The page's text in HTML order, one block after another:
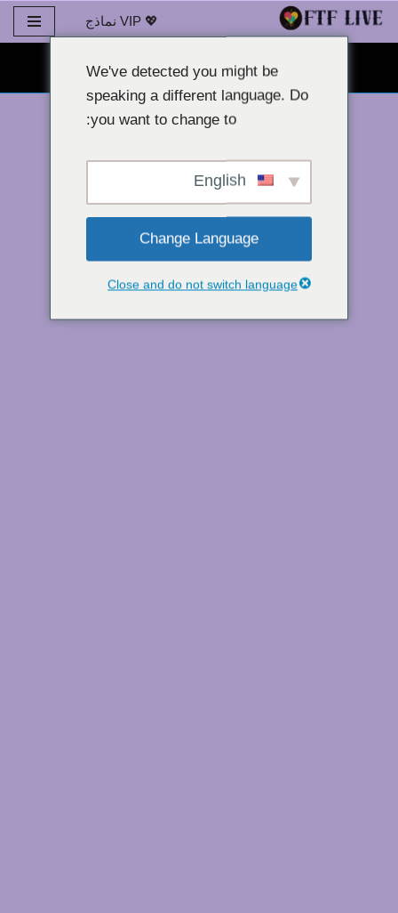
تخطي
المحتوى
💖 VIP نماذج
دردشة كاميرا ويب مجانية 👉
We've detected you might be
speaking a different language. Do
you want to change to:
Change Language
Close and do not switch language